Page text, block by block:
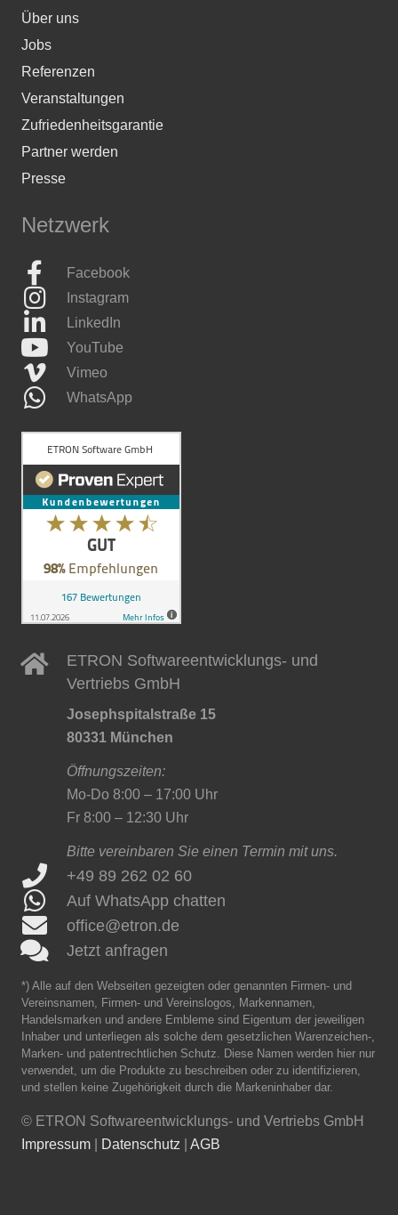
Über uns
Jobs
Referenzen
Veranstaltungen
Zufriedenheitsgarantie
Partner werden
Presse
Netzwerk
Facebook
Instagram
LinkedIn
YouTube
Vimeo
WhatsApp
ETRON Softwareentwicklungs- und
Vertriebs GmbH
Josephspitalstraße 15
80331 München
Öffnungszeiten:
Mo-Do 8:00 – 17:00 Uhr
Fr 8:00 – 12:30 Uhr
Bitte vereinbaren Sie einen Termin mit uns.
+49 89 262 02 60
Auf WhatsApp chatten
office@etron.de
Jetzt anfragen
*) Alle auf den Webseiten gezeigten oder genannten Firmen- und
Vereinsnamen, Firmen- und Vereinslogos, Markennamen,
Handelsmarken und andere Embleme sind Eigentum der jeweiligen
Inhaber und unterliegen als solche dem gesetzlichen Warenzeichen-,
Marken- und patentrechtlichen Schutz. Diese Namen werden hier nur
verwendet, um die Produkte zu beschreiben oder zu identifizieren,
und stellen keine Zugehörigkeit durch die Markeninhaber dar.
© ETRON Softwareentwicklungs- und Vertriebs GmbH
Impressum
Datenschutz AGB